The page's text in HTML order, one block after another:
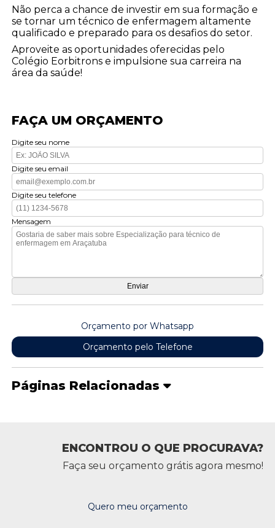
Não perca a chance de investir em sua formação e
se tornar um técnico de enfermagem altamente
qualificado e preparado para os desafios do setor.
Aproveite as oportunidades oferecidas pelo
Colégio Eorbitrons e impulsione sua carreira na
área da saúde!
FAÇA UM ORÇAMENTO
Digite seu nome
Digite seu email
Digite seu telefone
Mensagem
Orçamento por Whatsapp
Orçamento pelo Telefone
Páginas Relacionadas
ENCONTROU O QUE PROCURAVA?
Faça seu orçamento grátis agora mesmo!
Quero meu orçamento